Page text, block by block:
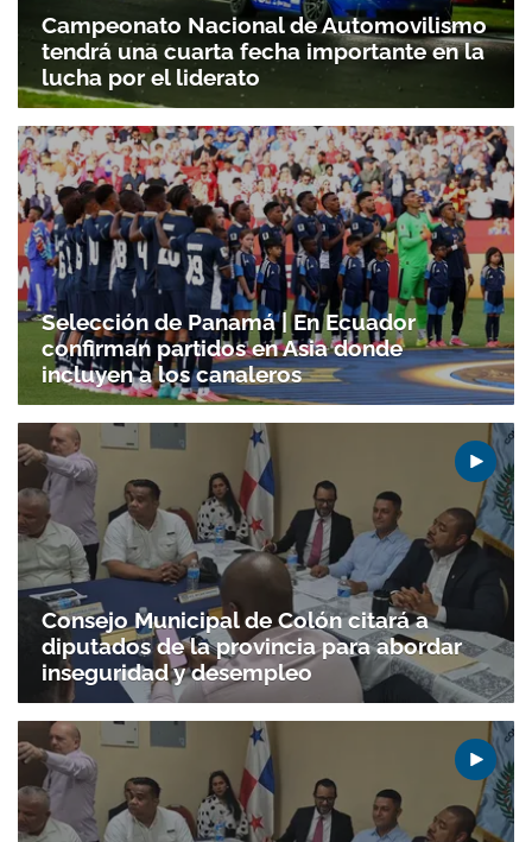
Campeonato Nacional de Automovilismo
tendrá una cuarta fecha importante en la
lucha por el liderato
Selección de Panamá | En Ecuador
confirman partidos en Asia donde
incluyen a los canaleros
Consejo Municipal de Colón citará a
diputados de la provincia para abordar
inseguridad y desempleo